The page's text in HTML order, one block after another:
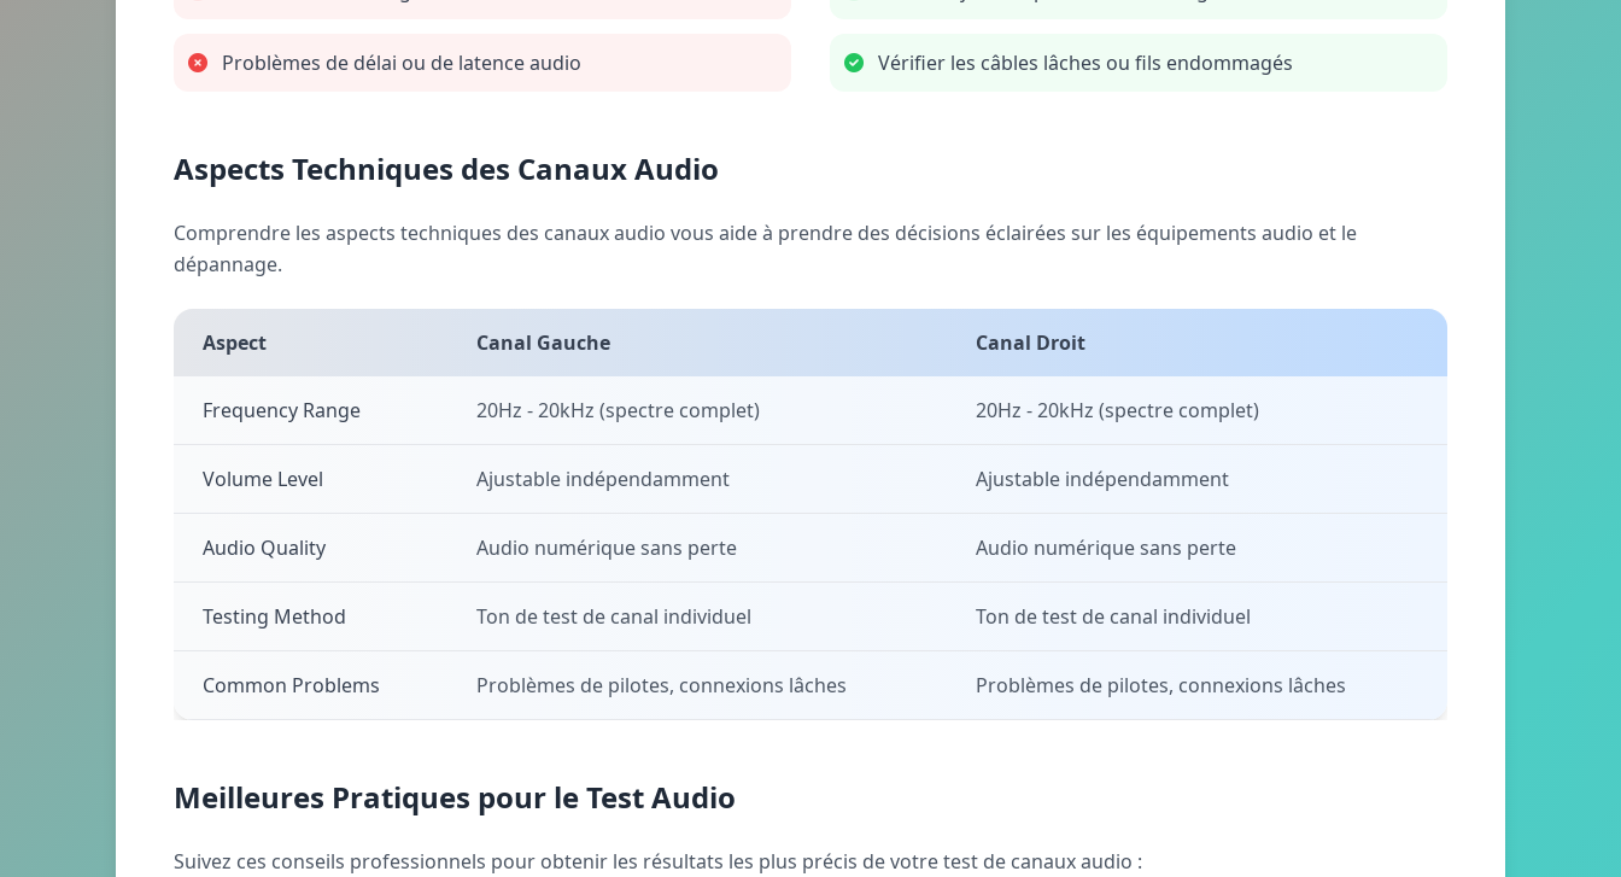
Problèmes de délai ou de latence audio Vérifier les câbles lâches ou fils endommagés
Aspects Techniques des Canaux Audio
Comprendre les aspects techniques des canaux audio vous aide à prendre des décisions éclairées sur les équipements audio et le
dépannage.
Aspect Canal Gauche Canal Droit
Frequency Range 20Hz - 20kHz (spectre complet) 20Hz - 20kHz (spectre complet)
Volume Level Ajustable indépendamment Ajustable indépendamment
Audio Quality Audio numérique sans perte Audio numérique sans perte
Testing Method Ton de test de canal individuel Ton de test de canal individuel
Common Problems Problèmes de pilotes, connexions lâches Problèmes de pilotes, connexions lâches
Meilleures Pratiques pour le Test Audio
Suivez ces conseils professionnels pour obtenir les résultats les plus précis de votre test de canaux audio :